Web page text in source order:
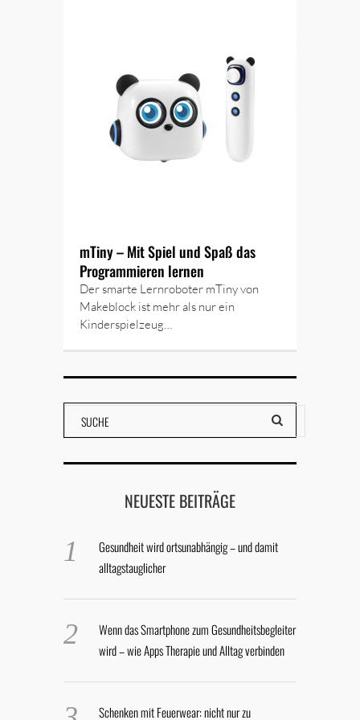
mTiny – Mit Spiel und Spaß das
Programmieren lernen
Der smarte Lernroboter mTiny von
Makeblock ist mehr als nur ein
Kinderspielzeug…
NEUESTE BEITRÄGE
Gesundheit wird ortsunabhängig – und damit
alltagstauglicher
Wenn das Smartphone zum Gesundheitsbegleiter
wird – wie Apps Therapie und Alltag verbinden
Schenken mit Feuerwear: nicht nur zu